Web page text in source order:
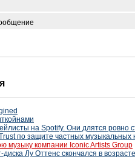
на Spotify. Они длятся ровно
по защите частных музыкальных
музыку компании Iconic Artists Group
Лу Оттенс скончался в